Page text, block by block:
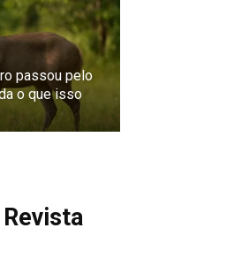
passou pelo
o que isso